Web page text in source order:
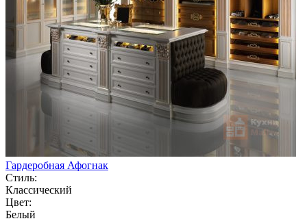
Гардеробная Афогнак
Стиль:
Классический
Цвет:
Белый